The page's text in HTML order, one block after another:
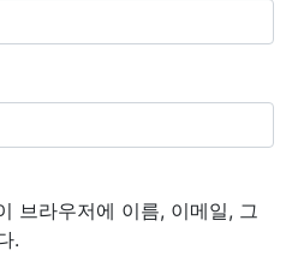
브라우저에 이름, 이메일, 그
.